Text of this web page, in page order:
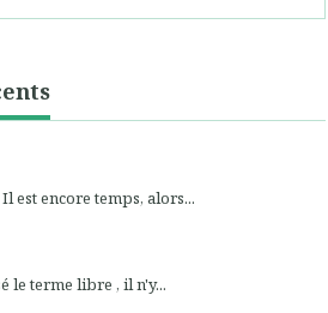
est encore temps, alors...
le terme libre , il n'y...